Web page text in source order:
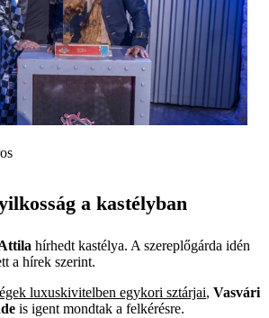
a kastélyban
hírhedt kastélya. A szereplőgárda idén
a hírek szerint.
luxuskivitelben egykori sztárjai, Vasvári
is igent mondtak a felkérésre.